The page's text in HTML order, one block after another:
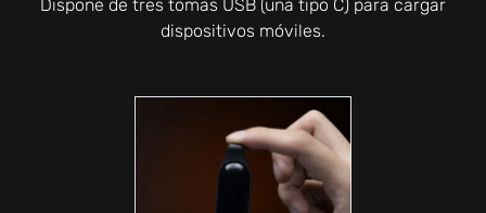
Dispone de tres tomas USB (una tipo C) para cargar
dispositivos móviles.